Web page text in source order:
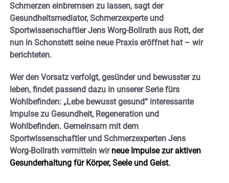
Schmerzen einbremsen zu lassen, sagt der
Gesundheitsmediator, Schmerzexperte und
Sportwissenschaftler Jens Worg-Bollrath aus Rott, der
nun in Schonstett seine neue Praxis eröffnet hat – wir
berichteten.
Wer den Vorsatz verfolgt, gesünder und bewusster zu
leben, findet passend dazu in unserer Serie fürs
Wohlbefinden: „Lebe bewusst gesund“ interessante
Impulse zu Gesundheit, Regeneration und
Wohlbefinden. Gemeinsam mit dem
Sportwissenschaftler und Schmerzexperten Jens
Worg-Bollrath vermitteln wir neue Impulse zur aktiven
Gesunderhaltung für Körper, Seele und Geist.